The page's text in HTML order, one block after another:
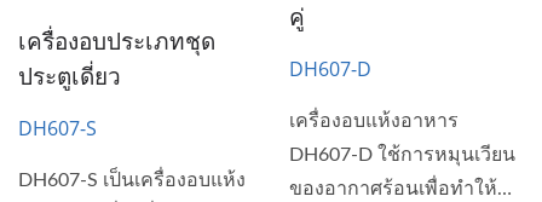
เครื่องอบประเภทชุด
ประตูเดี่ยว
DH607-S
DH607-S เป็นเครื่องอบแห้ง
คู่
DH607-D
เครื่องอบแห้งอาหาร
DH607-D ใช้การหมุนเวียน
ของอากาศร้อนเพื่อทำให้